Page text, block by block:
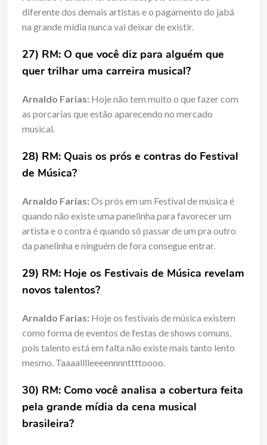
diferente dos demais artistas e o pagamento do jabá
na grande mídia nunca vai deixar de existir.
27) RM: O que você diz para alguém que
quer trilhar uma carreira musical?
Arnaldo Farias: Hoje não tem muito o que fazer com
as porcarias que estão aparecendo no mercado
musical.
28) RM: Quais os prós e contras do Festival
de Música?
Arnaldo Farias:Os prós em um Festival de música é
quando não existe uma panelinha para favorecer um
artista e o contra é quando só passar de um pra outro
da panelinha e ninguém de fora consegue entrar.
29) RM: Hoje os Festivais de Música revelam
novos talentos?
Arnaldo Farias: Hoje os festivais de música existem
como forma de eventos de festas de shows comuns,
pois talento está em falta não existe mais tanto lento
mesmo. Taaaalllleeeennnnttttoooo.
30) RM: Como você analisa a cobertura feita
pela grande mídia da cena musical
brasileira?